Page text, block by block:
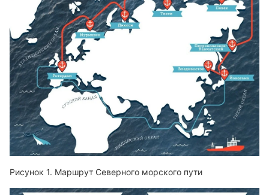
Маршрут Северного морского пути